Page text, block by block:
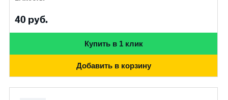
40 руб.
Купить в 1 клик
Добавить в корзину